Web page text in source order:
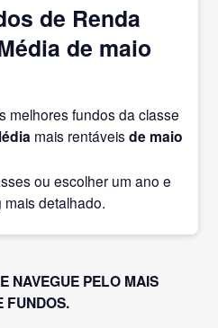
de Renda
de maio
melhores fundos da classe
mais rentáveisde maio
ou escolher um ano e
detalhado.
NAVEGUE PELO MAIS
FUNDOS.